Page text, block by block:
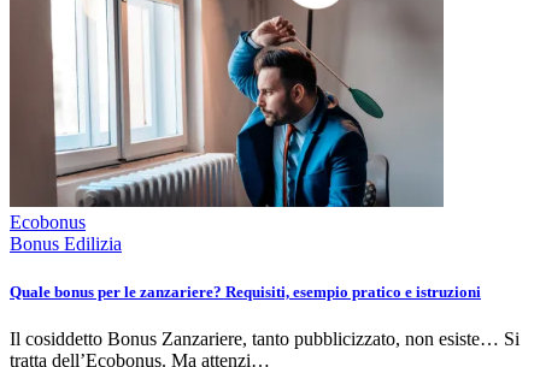
Ecobonus
Bonus Edilizia
Quale bonus per le zanzariere? Requisiti, esempio pratico e istruzioni
Il cosiddetto Bonus Zanzariere, tanto pubblicizzato, non esiste… Si
tratta dell’Ecobonus. Ma attenzi…